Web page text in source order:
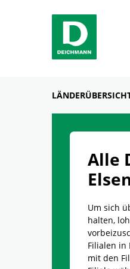
Alle
Um sich
halten,
Filialen in
mit den